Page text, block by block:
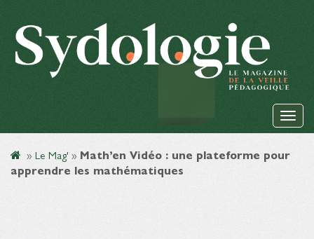
» Le Mag' » Math’en Vidéo : une plateforme pour
apprendre les mathématiques